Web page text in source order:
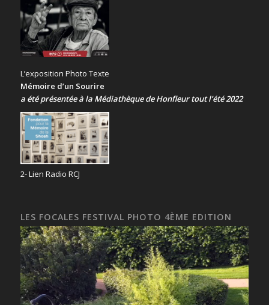
L’exposition Photo Texte
Mémoire d’un Sourire
a été présentéeà la Médiathèque de Honfleur tout l’été 2022
2- Lien Radio RCJ
LES FOCALES FESTIVAL PHOTO 4ÈME EDITION